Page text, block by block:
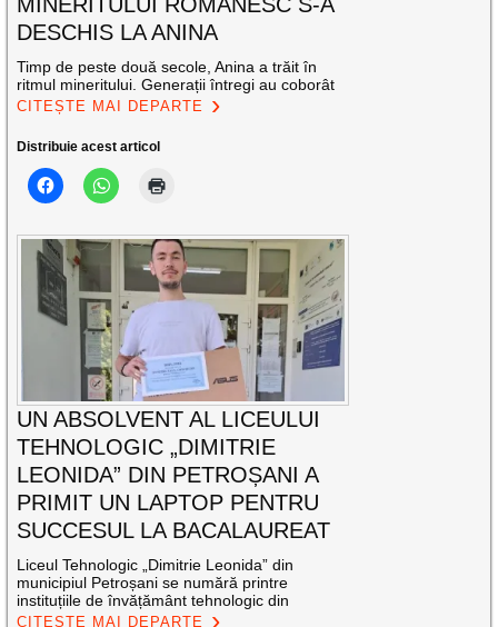
DESCHIS LA ANINA
Timp de peste două secole, Anina a trăit în
ritmul mineritului. Generații întregi au coborât
CITEȘTE MAI DEPARTE
Distribuie acest articol
UN ABSOLVENT AL LICEULUI
TEHNOLOGIC „DIMITRIE
LEONIDA” DIN PETROȘANI A
PRIMIT UN LAPTOP PENTRU
SUCCESUL LA BACALAUREAT
Liceul Tehnologic „Dimitrie Leonida” din
municipiul Petroșani se numără printre
instituțiile de învățământ tehnologic din
CITEȘTE MAI DEPARTE